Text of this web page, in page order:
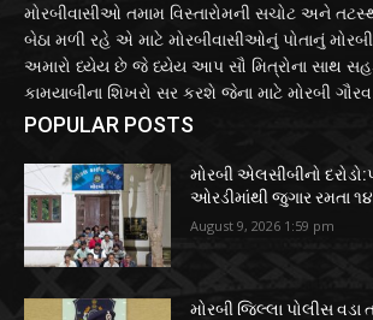
મોરબીવાસીઓ તમામ વિસ્તારોમની સચોટ અને
બેઠા મળી રહે એ માટે મોરબીવાસીઓનું પોતાનું
અમારો ધ્યેય છે જે ધ્યેય આપ સૌ મિત્રોના સાથ
કામયાબીના શિખરો સર કરશે જેના માટે મોરબી
POPULAR POSTS
મોરબી એલસીબીનો
ઓરડીમાંથી જુગાર રમતા
August 9, 2026 1:59 pm
મોરબી જિલ્લા પોલીસ